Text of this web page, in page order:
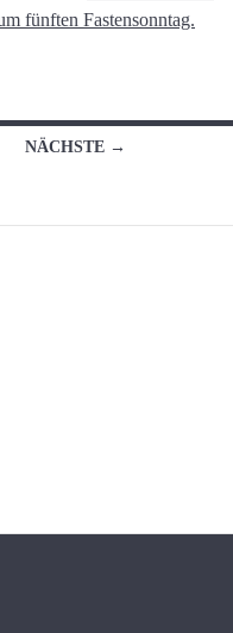
fünften Fastensonntag.
NÄCHSTE →